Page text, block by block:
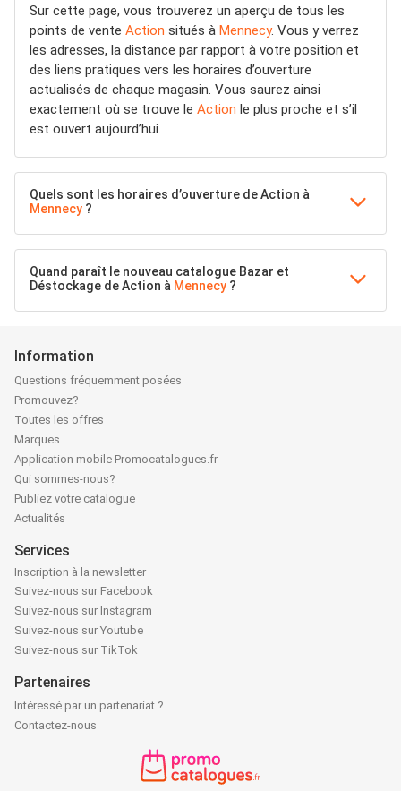
Sur cette page, vous trouverez un aperçu de tous les
points de vente Action situés à Mennecy. Vous y verrez
les adresses, la distance par rapport à votre position et
des liens pratiques vers les horaires d’ouverture
actualisés de chaque magasin. Vous saurez ainsi
exactement où se trouve le Action le plus proche et s’il
est ouvert aujourd’hui.
Quels sont les horaires d’ouverture de Action à
Mennecy ?
Quand paraît le nouveau catalogue Bazar et
Déstockage de Action à Mennecy ?
Information
Questions fréquemment posées
Promouvez?
Toutes les offres
Marques
Application mobile Promocatalogues.fr
Qui sommes-nous?
Publiez votre catalogue
Actualités
Services
Inscription à la newsletter
Suivez-nous sur Facebook
Suivez-nous sur Instagram
Suivez-nous sur Youtube
Suivez-nous sur TikTok
Partenaires
Intéressé par un partenariat ?
Contactez-nous